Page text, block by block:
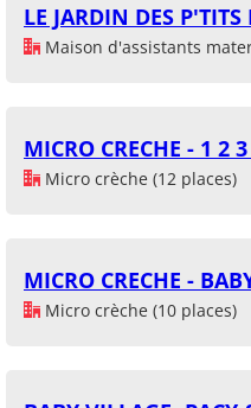
LE JARDIN DES P'TITS
Maison d'assistants
MICRO CRECHE - 1 2
Micro crèche (12 places)
MICRO CRECHE -
Micro crèche (10 places)